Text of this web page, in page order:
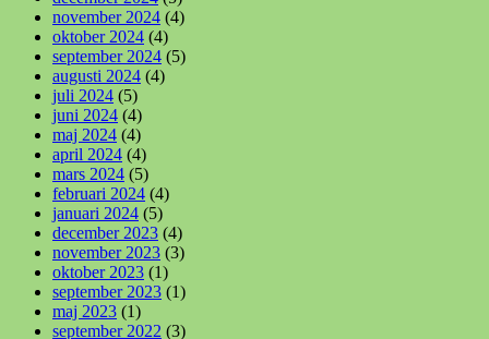
november 2024 (4)
oktober 2024 (4)
september 2024 (5)
augusti 2024 (4)
juli 2024 (5)
juni 2024 (4)
maj 2024 (4)
april 2024 (4)
mars 2024 (5)
februari 2024 (4)
januari 2024 (5)
december 2023 (4)
november 2023 (3)
oktober 2023 (1)
september 2023 (1)
maj 2023 (1)
september 2022 (3)